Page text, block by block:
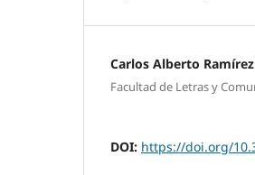
Carlos Alberto
Facultad de Letras y
DOI: https://doi.org/